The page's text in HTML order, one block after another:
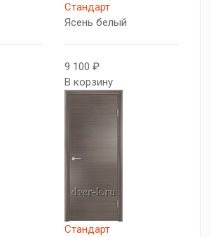
Стандарт
Ясень белый
9 100 ₽
В корзину
Стандарт